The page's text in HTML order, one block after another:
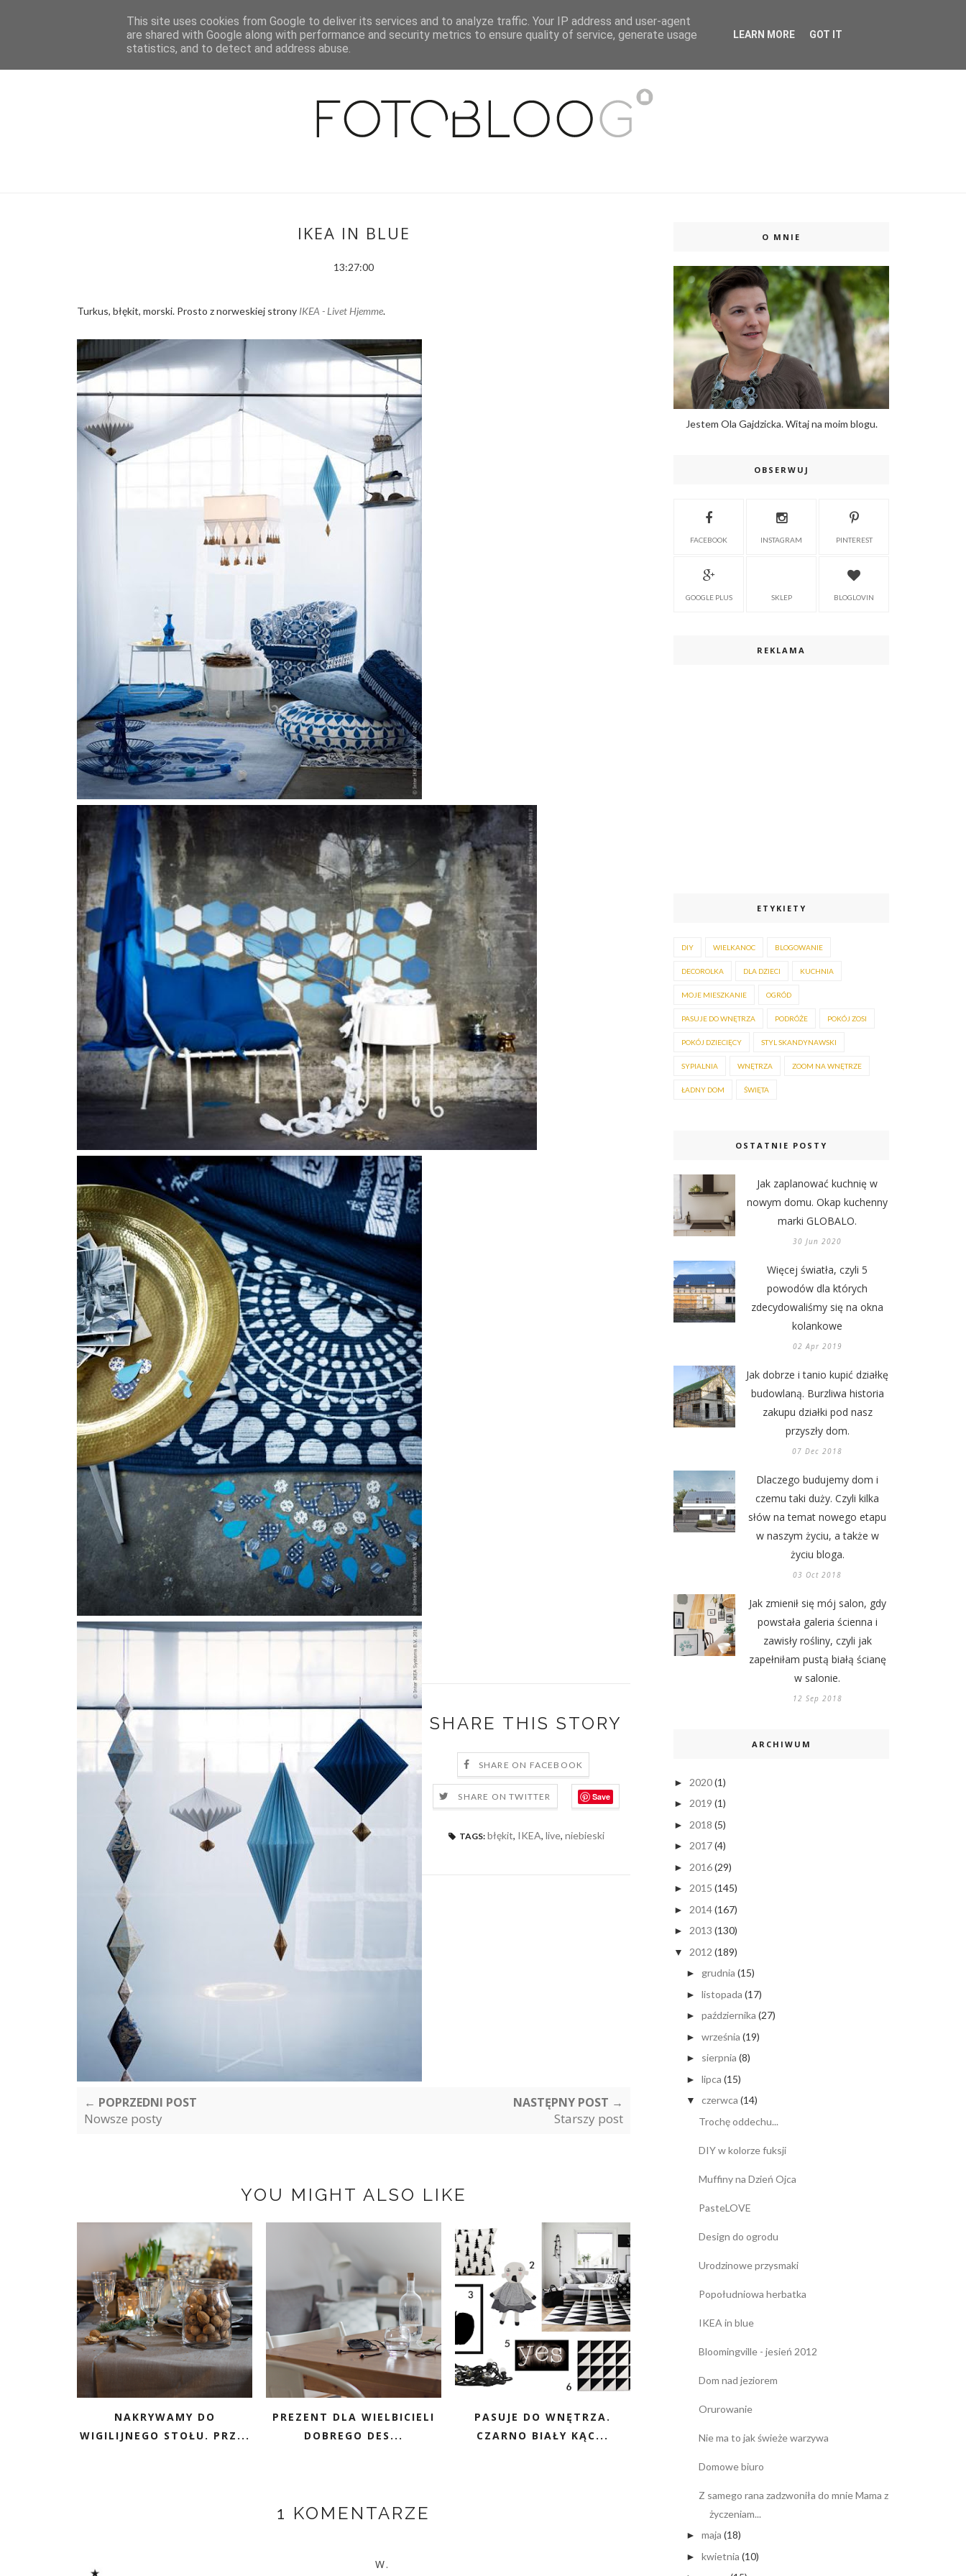
BLOG O MNIE WSPÓŁPRACA MOJE MIESZKANIE PUBLIKACJE ISSUU
IKEA IN BLUE
13:27:00
Turkus, błękit, morski. Prosto z norweskiej strony IKEA - Livet Hjemme.
SHARE THIS STORY
SHARE ON FACEBOOK
SHARE ON TWITTER Save
TAGS: błękit, IKEA, live, niebieski
← POPRZEDNI POST
Nowsze posty
NASTĘPNY POST →
Starszy post
YOU MIGHT ALSO LIKE
NAKRYWAMY DO
WIGILIJNEGO STOŁU. PRZ...
PREZENT DLA WIELBICIELI
DOBREGO DES...
PASUJE DO WNĘTRZA.
CZARNO BIAŁY KĄC...
1 KOMENTARZE
W.
O MNIE
Jestem Ola Gajdzicka. Witaj na moim blogu.
OBSERWUJ
FACEBOOK INSTAGRAM PINTEREST
GOOGLE PLUS SKLEP BLOGLOVIN
REKLAMA
ETYKIETY
DIY WIELKANOC BLOGOWANIE
DECOROLKA DLA DZIECI KUCHNIA
MOJE MIESZKANIE OGRÓD
PASUJE DO WNĘTRZA PODRÓŻE POKÓJ ZOSI
POKÓJ DZIECIĘCY STYL SKANDYNAWSKI
SYPIALNIA WNĘTRZA ZOOM NA WNĘTRZE
ŁADNY DOM ŚWIĘTA
OSTATNIE POSTY
Jak zaplanować kuchnię w
nowym domu. Okap kuchenny
marki GLOBALO.
30 Jun 2020
Więcej światła, czyli 5
powodów dla których
zdecydowaliśmy się na okna
kolankowe
02 Apr 2019
Jak dobrze i tanio kupić działkę
budowlaną. Burzliwa historia
zakupu działki pod nasz
przyszły dom.
07 Dec 2018
Dlaczego budujemy dom i
czemu taki duży. Czyli kilka
słów na temat nowego etapu
w naszym życiu, a także w
życiu bloga.
03 Oct 2018
Jak zmienił się mój salon, gdy
powstała galeria ścienna i
zawisły rośliny, czyli jak
zapełniłam pustą białą ścianę
w salonie.
12 Sep 2018
ARCHIWUM
► 2020(1)
► 2019 (1)
► 2018 (5)
► 2017(4)
► 2016(29)
► 2015 (145)
► 2014(167)
► 2013 (130)
▼ 2012 (189)
► grudnia (15)
► listopada (17)
► października (27)
► września (19)
► sierpnia (8)
► lipca (15)
▼ czerwca (14)
Trochę oddechu...
DIY w kolorze fuksji
Muffiny na Dzień Ojca
PasteLOVE
Design do ogrodu
Urodzinowe przysmaki
Popołudniowa herbatka
IKEA in blue
Bloomingville - jesień 2012
Dom nad jeziorem
Orurowanie
Nie ma to jak świeże warzywa
Domowe biuro
Z samego rana zadzwoniła do mnie Mama z
życzeniam...
► maja (18)
► kwietnia (10)
This site uses cookies from Google to deliver its services and to analyze traffic. Your IP address and user-agent
are shared with Google along with performance and security metrics to ensure quality of service, generate usage
statistics, and to detect and address abuse.
LEARN MORE GOT IT